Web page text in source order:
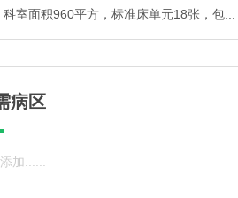
科室面积960平方，标准床单元18张，包...
病区
加......